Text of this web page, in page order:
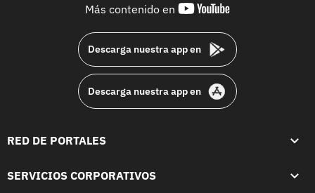
Más contenido en
youtube-
Descarga nuestra app en
Descarga nuestra app en
RED DE PORTALES
SERVICIOS CORPORATIVOS